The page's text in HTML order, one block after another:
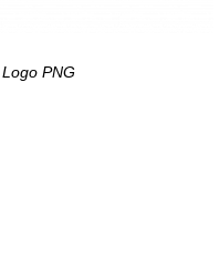
PNG